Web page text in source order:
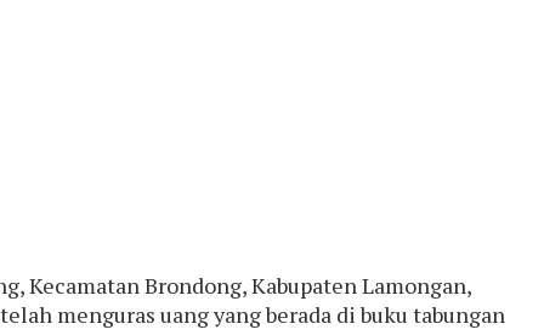
Kecamatan Brondong, Kabupaten Lamongan,
menguras uang yang berada di buku tabungan